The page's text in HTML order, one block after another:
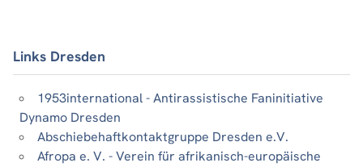
Links Dresden
1953international - Antirassistische Faninitiative
Dynamo Dresden
Abschiebehaftkontaktgruppe Dresden e.V.
Afropa e. V. - Verein für afrikanisch-europäische